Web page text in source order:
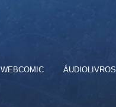
WEBCOMIC ÁUDIOLIVROS